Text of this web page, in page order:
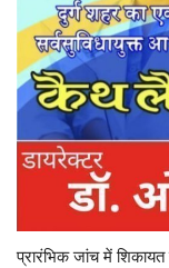
प्रारंभिक जांच में शिकायत